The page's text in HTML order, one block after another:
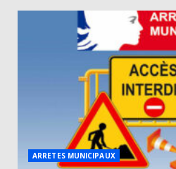
ARRETES MUNICIPAUX